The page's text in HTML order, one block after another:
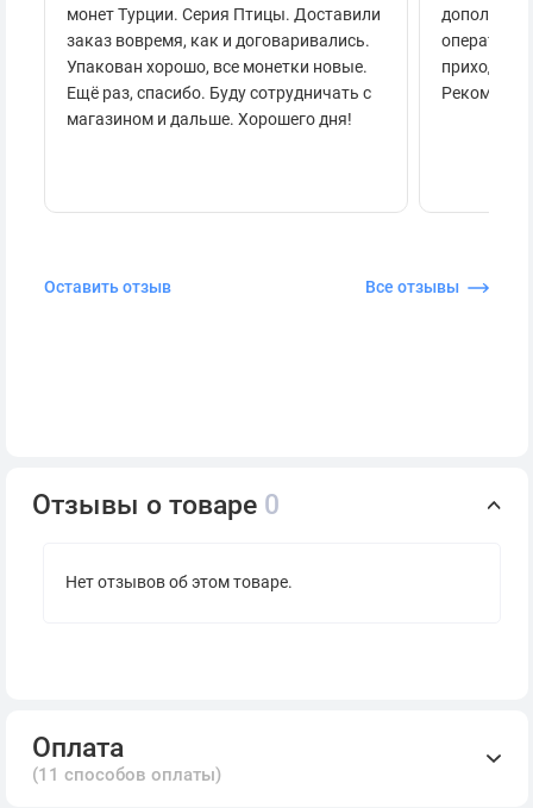
монет Турции. Серия Птицы. Доставили
заказ вовремя, как и договаривались.
Упакован хорошо, все монетки новые.
Ещё раз, спасибо. Буду сотрудничать с
магазином и дальше. Хорошего дня!
приходило
Оставить отзыв Все отзывы
Отзывы о товаре 0
Нет отзывов об этом товаре.
Оплата
(11 способов оплаты)